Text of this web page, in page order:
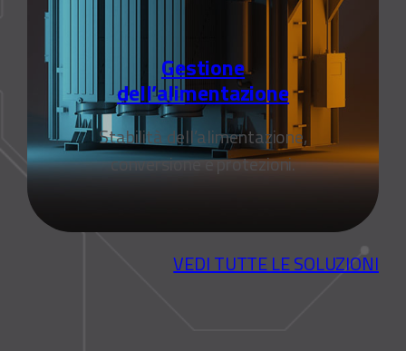
Gestione
dell’alimentazione
Stabilità dell’alimentazione,
conversione e protezioni.
VEDI TUTTE LE SOLUZIONI